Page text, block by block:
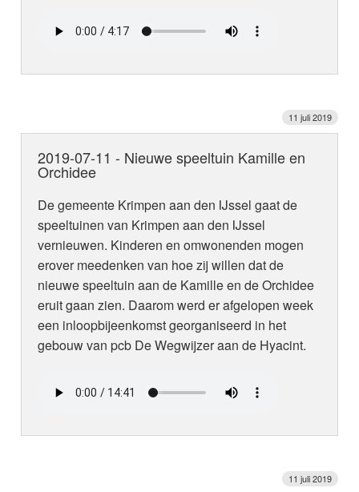
11 juli 2019
2019-07-11 - Nieuwe speeltuin Kamille en
Orchidee
De gemeente Krimpen aan den IJssel gaat de
speeltuinen van Krimpen aan den IJssel
vernieuwen. Kinderen en omwonenden mogen
erover meedenken van hoe zij willen dat de
nieuwe speeltuin aan de Kamille en de Orchidee
eruit gaan zien. Daarom werd er afgelopen week
een inloopbijeenkomst georganiseerd in het
gebouw van pcb De Wegwijzer aan de Hyacint.
11 juli 2019